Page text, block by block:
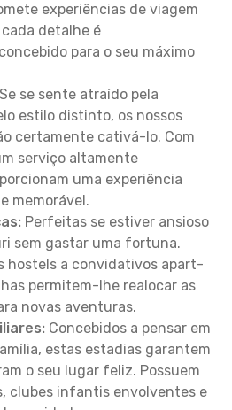
experiências de viagem
detalhe é
para o seu máximo
Se se sente atraído pela
estilo distinto, os nossos
certamente cativá-lo. Com
serviço altamente
uma experiência
memorável.
Perfeitas se estiver ansioso
sem gastar uma fortuna.
hostels a convidativos apart-
permitem-lhe realocar as
novas aventuras.
Concebidos a pensar em
estas estadias garantem
o seu lugar feliz. Possuem
clubes infantis envolventes e